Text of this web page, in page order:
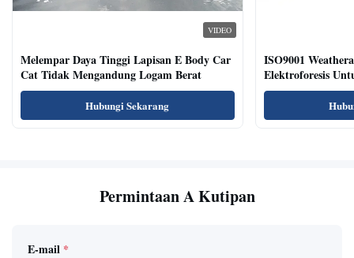
VIDEO
Melempar Daya Tinggi Lapisan E Body Car
Cat Tidak Mengandung Logam Berat
Hubungi Sekarang
ISO9001
Elektroforesis
Permintaan A Kutipan
E-mail *